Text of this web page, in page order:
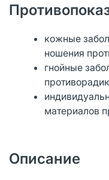
кожные
ношения
гнойные
материалов
Описание